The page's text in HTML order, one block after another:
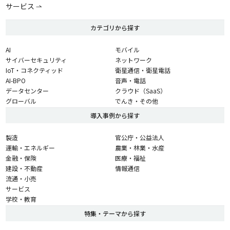
サービス
カテゴリから探す
AI
サイバーセキュリティ
IoT・コネクティッド
AI-BPO
データセンター
グローバル
モバイル
ネットワーク
衛星通信・衛星電話
音声・電話
クラウド（SaaS）
でんき・その他
導入事例から探す
製造
運輸・エネルギー
金融・保険
建設・不動産
流通・小売
サービス
学校・教育
官公庁・公益法人
農業・林業・水産
医療・福祉
情報通信
特集・テーマから探す